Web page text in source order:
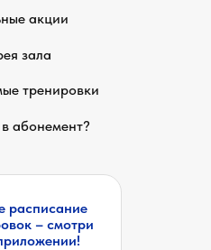
акции
тренировки
зала
абонемент?
расписание
– смотри